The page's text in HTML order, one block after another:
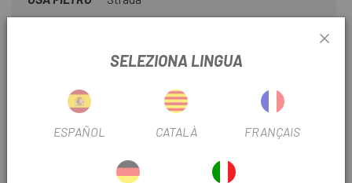
INFORMAZIONI SUL PRODOTTO
Specifiche tecniche:
Scatola del movimento centrale: BB86
Larghezza del telaio: 86,5 mm
SELEZIONA LINGUA
ESPAÑOL CATALÀ FRANÇAIS